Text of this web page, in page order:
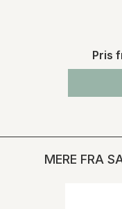
Pris
MERE FRA